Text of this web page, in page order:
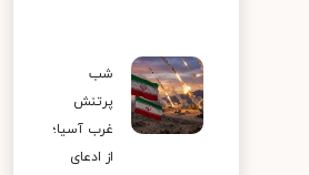
شب
پرتنش
غرب آسیا؛
از ادعای